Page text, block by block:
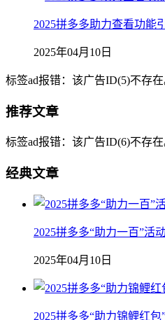
2025拼多多助力查看功能
2025年04月10日
标签ad报错：该广告ID(5)不存在
推荐文章
标签ad报错：该广告ID(6)不存在
经典文章
2025拼多多“助力一百”活
2025年04月10日
2025拼多多“助力锦鲤红包